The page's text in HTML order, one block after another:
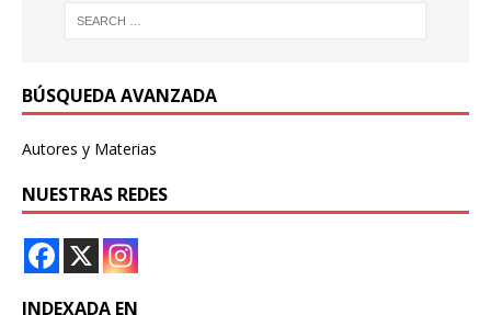
BÚSQUEDA AVANZADA
Autores y Materias
NUESTRAS REDES
INDEXADA EN